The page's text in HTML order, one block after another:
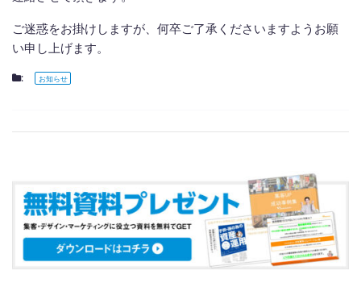
ご迷惑をお掛けしますが、何卒ご了承くださいますようお願
い申し上げます。
: お知らせ